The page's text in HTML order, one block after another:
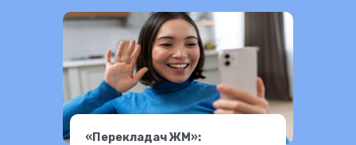
«Перекладач ЖМ»: